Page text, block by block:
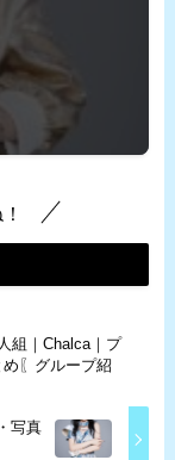
組｜Chalca｜プ
〖グループ紹
写真